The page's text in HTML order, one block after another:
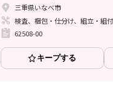
三重県いなべ市
検査、梱包・仕分け、組立・組
62508-00
キープする